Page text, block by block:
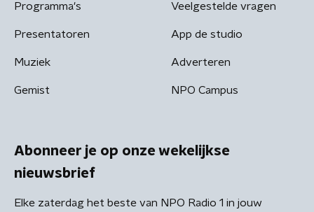
Programma's
Presentatoren
Muziek
Gemist
Veelgestelde vragen
App de studio
Adverteren
NPO Campus
Abonneer je op onze wekelijkse
nieuwsbrief
Elke zaterdag het beste van NPO Radio 1 in jouw